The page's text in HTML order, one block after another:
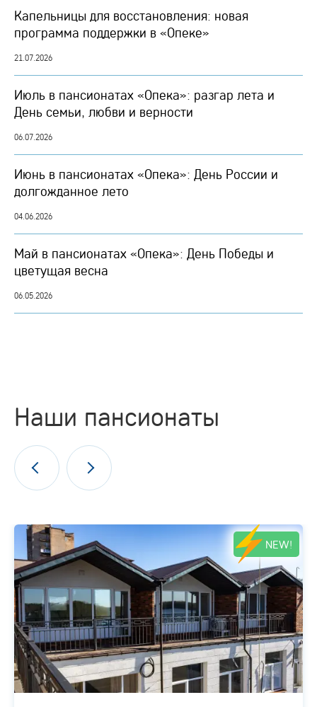
Капельницы для восстановления: новая
программа поддержки в «Опеке»
21.07.2026
Июль в пансионатах «Опека»: разгар лета и
День семьи, любви и верности
06.07.2026
Июнь в пансионатах «Опека»: День России и
долгожданное лето
04.06.2026
Май в пансионатах «Опека»: День Победы и
цветущая весна
06.05.2026
Наши пансионаты
NEW!